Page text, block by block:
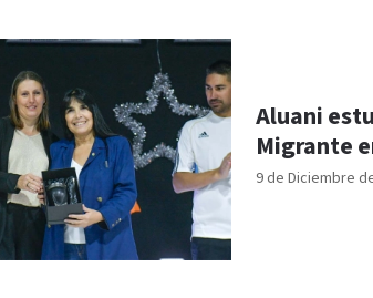
9 de Diciembre
Aluani
Migrante